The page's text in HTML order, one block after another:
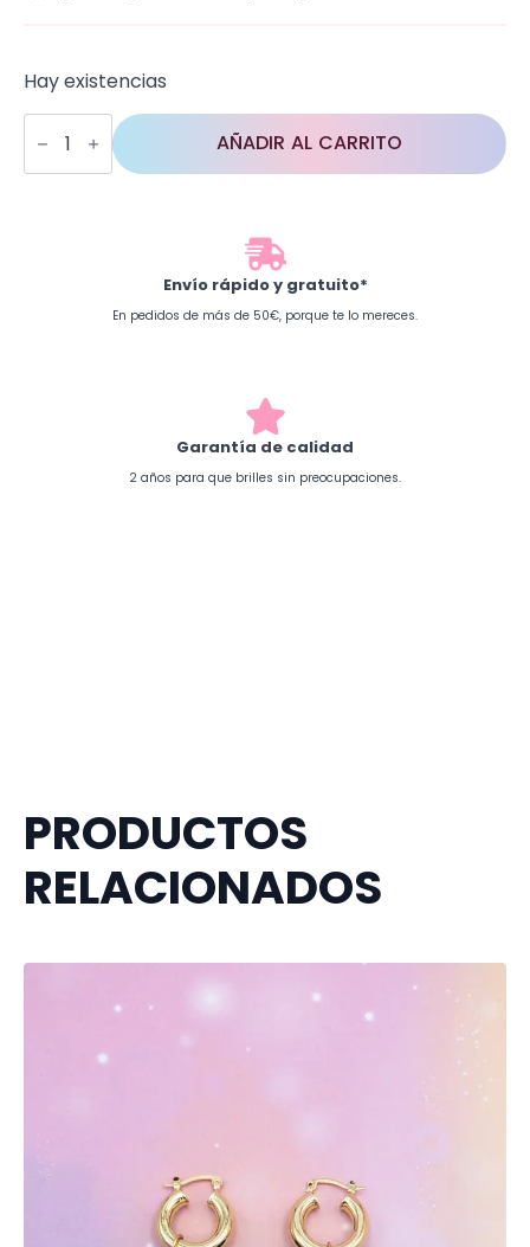
Hay existencias
Darling
Cathy
cantidad
AÑADIR AL CARRITO
Envío rápido y gratuito*
En pedidos de más de 50€, porque te lo mereces.
Garantía de calidad
2 años para que brilles sin preocupaciones.
PRODUCTOS
RELACIONADOS